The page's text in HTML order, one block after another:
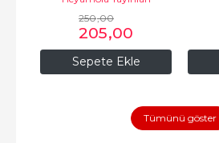
Sepete Ekle
250,00
205,00
Tümünü göster